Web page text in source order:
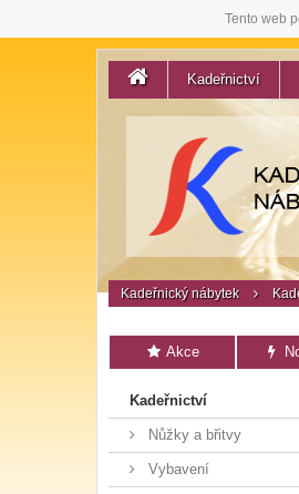
Tento web
Kadeřnictví
Kadeřnický nábytek
Akce
Kadeřnictví
Nůžky a břitvy
Vybavení